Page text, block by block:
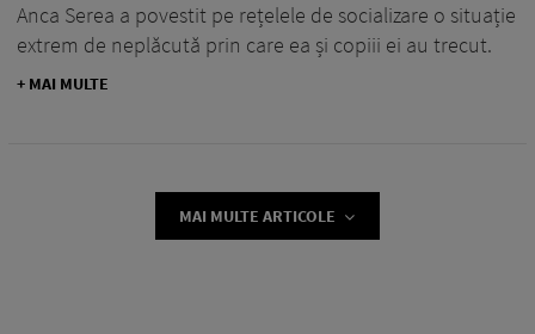
Anca Serea a povestit pe rețelele de socializare o situație
extrem de neplăcută prin care ea și copiii ei au trecut.
+ MAI MULTE
MAI MULTE ARTICOLE